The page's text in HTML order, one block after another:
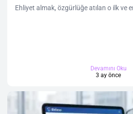
Ehliyet almak, özgürlüğe atılan o ilk ve
Devamını Oku
3 ay önce